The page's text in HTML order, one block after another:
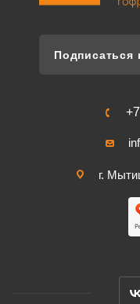
Подписаться
г.